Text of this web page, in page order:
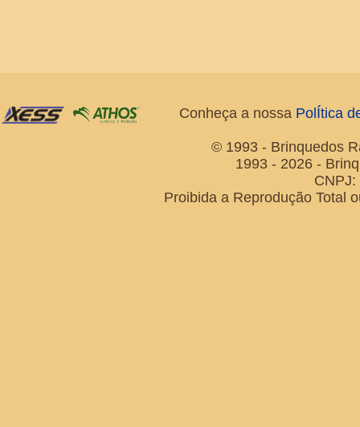
Conheça a nossa PolÍtica
© 1993 - Brinquedos
1993 - 2026 -
Proibida a Reprodução